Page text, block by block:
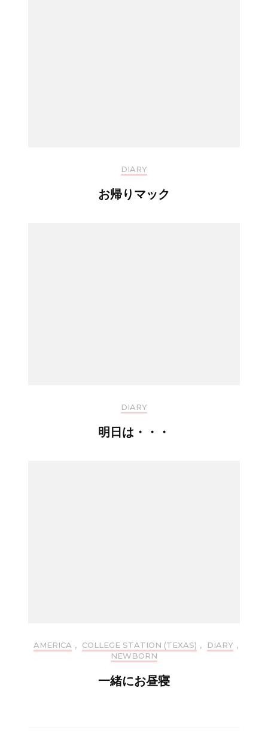
DIARY
お帰りマック
DIARY
明日は・・・
AMERICA , COLLEGE STATION (TEXAS) , DIARY ,
NEWBORN
一緒にお昼寝